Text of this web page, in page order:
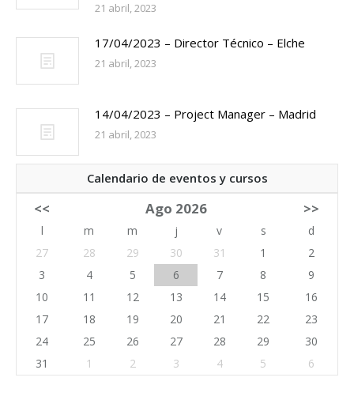
21 abril, 2023
17/04/2023 – Director Técnico – Elche
21 abril, 2023
14/04/2023 – Project Manager – Madrid
21 abril, 2023
Calendario de eventos y cursos
<< Ago 2026 >>
l m m j v s
d
27
28 29 30 31 1
2
3
4 5 6 7 8
9
10
11 12 13 14 15
16
17
18 19 20 21 22
23
24
25 26 27 28 29
30
31
1 2 3 4 5 6